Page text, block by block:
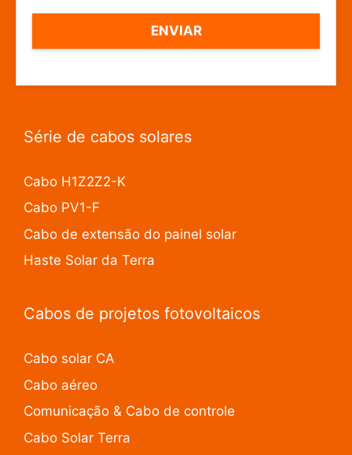
Série de cabos solares
Cabo H1Z2Z2-K
Cabo PV1-F
Cabo de extensão do painel solar
Haste Solar da Terra
Cabos de projetos fotovoltaicos
Cabo solar CA
Cabo aéreo
Comunicação & Cabo de controle
Cabo Solar Terra